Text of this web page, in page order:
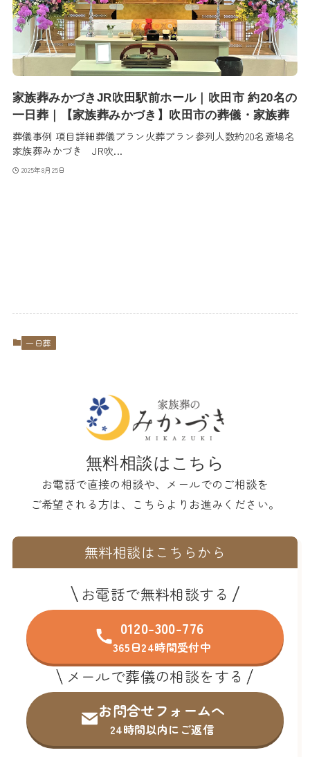
家族葬みかづきJR吹田駅前ホール｜吹田市 約20名の
一日葬｜【家族葬みかづき】吹田市の葬儀・家族葬
葬儀事例 項目詳細葬儀プラン火葬プラン参列人数約20名斎場名
家族葬みかづき JR吹...
2025年8月25日
一日葬
無料相談はこちら
お電話で直接の相談や、メールでのご相談を
ご希望される方は、こちらよりお進みください。
無料相談はこちらから
お電話で無料相談する
0120-300-776
365日24時間受付中
メールで葬儀の相談をする
お問合せフォームへ
24時間以内にご返信